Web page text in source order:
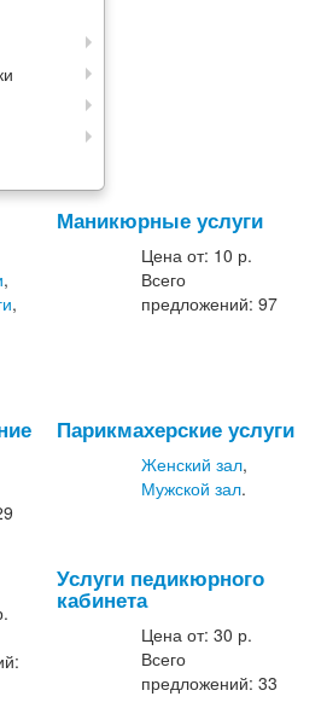
,
,
Маникюрные услуги
Цена от: 10 р.
Всего
предложений: 97
Парикмахерские услуги
Женский зал,
Мужской зал.
Услуги педикюрного
кабинета
Цена от: 30 р.
Всего
предложений: 33